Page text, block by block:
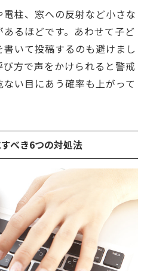
柱、窓への反射など小さな
るほどです。あわせて子ど
いて投稿するのも避けまし
方で声をかけられると警戒
い目にあう確率も上がって
べき6つの対処法